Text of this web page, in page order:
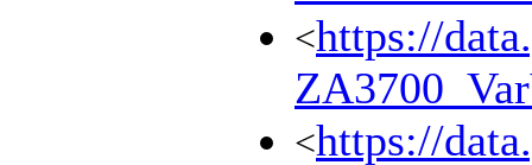
<https://
<https://